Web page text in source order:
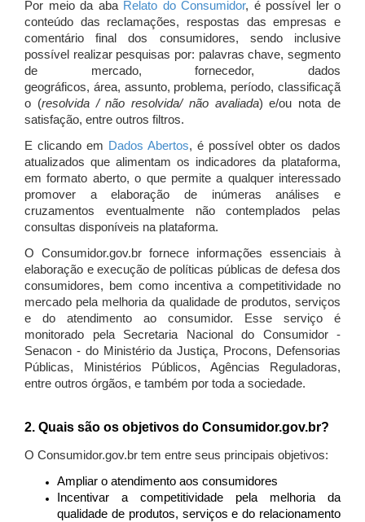
Por meio da aba Relato do Consumidor, é possível ler o
conteúdo das reclamações, respostas das empresas e
comentário final dos consumidores, sendo inclusive
possível realizar pesquisas por: palavras chave, segmento
de mercado, fornecedor, dados
geográficos, área, assunto, problema, período, classificaçã
o (resolvida / não resolvida/ não avaliada) e/ou nota de
satisfação, entre outros filtros.
E clicando em Dados Abertos, é possível obter os dados
atualizados que alimentam os indicadores da plataforma,
em formato aberto, o que permite a qualquer interessado
promover a elaboração de inúmeras análises e
cruzamentos eventualmente não contemplados pelas
consultas disponíveis na plataforma.
O Consumidor.gov.br fornece informações essenciais à
elaboração e execução de políticas públicas de defesa dos
consumidores, bem como incentiva a competitividade no
mercado pela melhoria da qualidade de produtos, serviços
e do atendimento ao consumidor. Esse serviço é
monitorado pela Secretaria Nacional do Consumidor -
Senacon - do Ministério da Justiça, Procons, Defensorias
Públicas, Ministérios Públicos, Agências Reguladoras,
entre outros órgãos, e também por toda a sociedade.
2. Quais são os objetivos do Consumidor.gov.br?
O Consumidor.gov.br tem entre seus principais objetivos:
Ampliar o atendimento aos consumidores
Incentivar a competitividade pela melhoria da
qualidade de produtos, serviços e do relacionamento